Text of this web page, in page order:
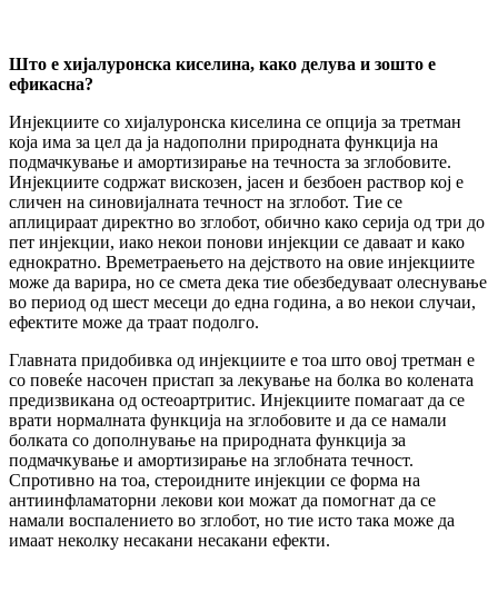
Што е хијалуронска киселина, како делува и зошто е
ефикаснa?
Инјекциите со хијалуронска киселина се опција за третман
која има за цел да ја надополни природната функција на
подмачкување и амортизирање на течноста за зглобовите.
Инјекциите содржат вискозен, јасен и безбоен раствор кој е
сличен на синовијалната течност на зглобот. Тие се
аплицираат директно во зглобот, обично како серија од три до
пет инјекции, иако некои понови инјекции се даваат и како
еднократно. Времетраењето на дејството на овие инјекциите
може да варира, но се смета дека тие обезбедуваат олеснување
во период од шест месеци до една година, а во некои случаи,
ефектите може да траат подолго.
Главната придобивка од инјекциите е тоа што овој третман е
со повеќе насочен пристап за лекување на болка во колената
предизвикана од остеоартритис. Инјекциите помагаат да се
врати нормалната функција на зглобовите и да се намали
болката со дополнување на природната функција за
подмачкување и амортизирање на зглобната течност.
Спротивно на тоа, стероидните инјекции се форма на
антиинфламаторни лекови кои можат да помогнат да се
намали воспалението во зглобот, но тие исто така може да
имаат неколку несакани несакани ефекти.